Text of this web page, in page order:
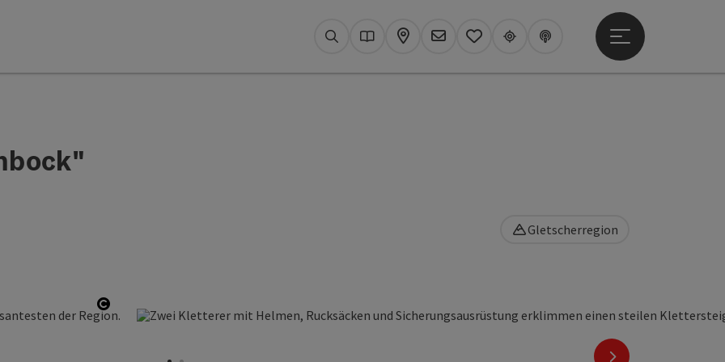
SuchenKataloge
KarteNewsletter
MerkzettelUpperguide
Podcast
Hauptmenü öffnen
Copyright öffnen
nächstes Element
Gletscherregion